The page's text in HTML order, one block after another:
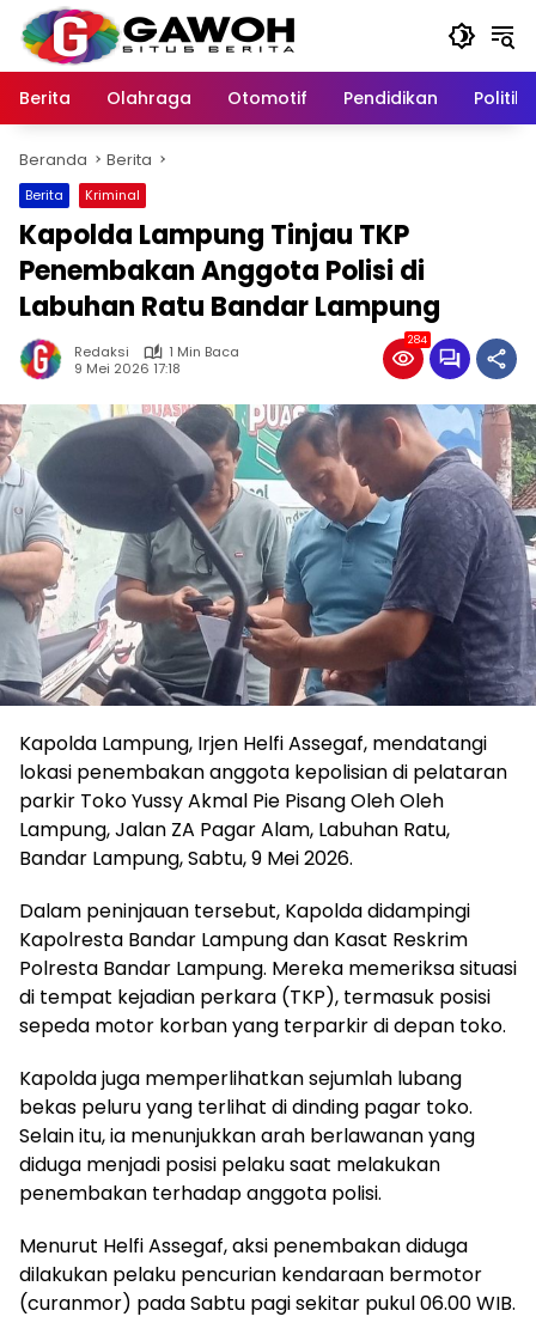
Langsung
konten
Berita
Olahraga Otomotif Pendidikan Politik
Beranda Berita
Berita Kriminal
Kapolda Lampung Tinjau TKP
Penembakan Anggota Polisi di
Labuhan Ratu Bandar Lampung
Redaksi
1 Min Baca
9 Mei 2026 17:18
284
Kapolda Lampung, Irjen Helfi Assegaf, mendatangi
lokasi penembakan anggota kepolisian di pelataran
parkir Toko Yussy Akmal Pie Pisang Oleh Oleh
Lampung, Jalan ZA Pagar Alam, Labuhan Ratu,
Bandar Lampung, Sabtu, 9 Mei 2026.
Dalam peninjauan tersebut, Kapolda didampingi
Kapolresta Bandar Lampung dan Kasat Reskrim
Polresta Bandar Lampung. Mereka memeriksa situasi
di tempat kejadian perkara (TKP), termasuk posisi
sepeda motor korban yang terparkir di depan toko.
Kapolda juga memperlihatkan sejumlah lubang
bekas peluru yang terlihat di dinding pagar toko.
Selain itu, ia menunjukkan arah berlawanan yang
diduga menjadi posisi pelaku saat melakukan
penembakan terhadap anggota polisi.
Menurut Helfi Assegaf, aksi penembakan diduga
dilakukan pelaku pencurian kendaraan bermotor
(curanmor) pada Sabtu pagi sekitar pukul 06.00 WIB.